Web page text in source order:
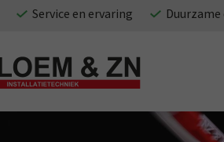
Service en ervaring